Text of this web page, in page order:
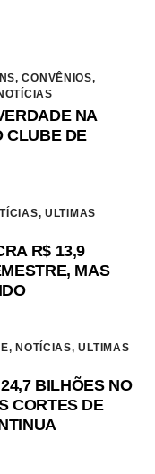
CONVÊNIOS,
NA
CLUBE DE
ULTIMAS
R$ 13,9
MAS
NOTÍCIAS,ULTIMAS
BILHÕES NO
CORTES DE